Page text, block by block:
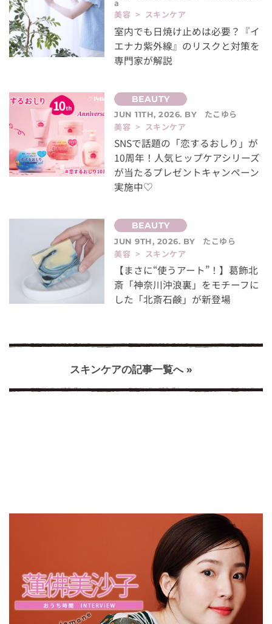
a
美容 > スキンケア
室内でも日焼け止めは必要？『イ
エナカ紫外線』のリスクと対策を
専門家が解説
JUN 11TH, 2026. BY
たこゆら
美容 > スキンケア
SNSで話題の「恋するおしり」が
10周年！人気ヒップケアシリーズ
が当たるプレゼントキャンペーン
実施中♡
JUN 9TH, 2026. BY
たこゆら
美容 > スキンケア
【まさに“使うアート”！】葛飾北
斎「神奈川沖浪裏」をモチーフに
した「北斎石鹸」が新登場
スキンケアの記事一覧へ »